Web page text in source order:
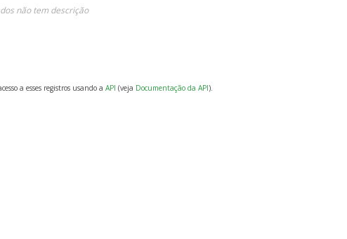
não tem descrição
a esses registros usando a API (veja Documentação da API).